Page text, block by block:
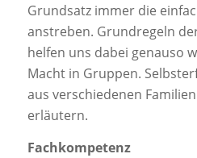
Grundsatz immer die
anstreben. Grundregeln
helfen uns dabei genauso
Macht in Gruppen.
aus verschiedenen
erläutern.
Fachkompetenz